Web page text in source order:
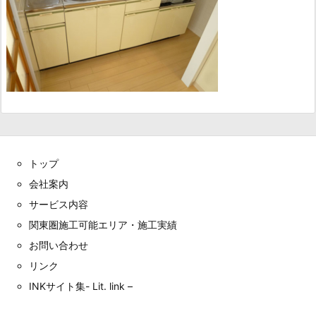
トップ
会社案内
サービス内容
関東圏施工可能エリア・施工実績
お問い合わせ
リンク
INKサイト集- Lit. link –